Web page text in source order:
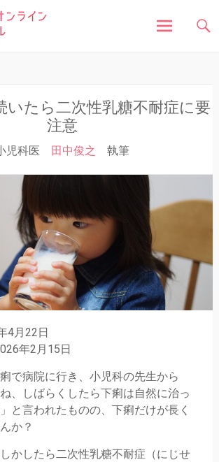
小児科オンラインジャ
状や原因、対処法はもちろん、予防接種や健診、子
どもの成長に関する豆知識まで、小児科医が分かり
ン
ツ
プ
いたら二次性乳糖不耐症に要
注意
児科医 田中俊之 執筆
4月22日
年2月15日
で病院に行き、小児科の先生から
ね、しばらくしたら下痢は自然に治っ
と言われたものの、下痢だけが長く
か？
かしたら二次性乳糖不耐症（にじせ